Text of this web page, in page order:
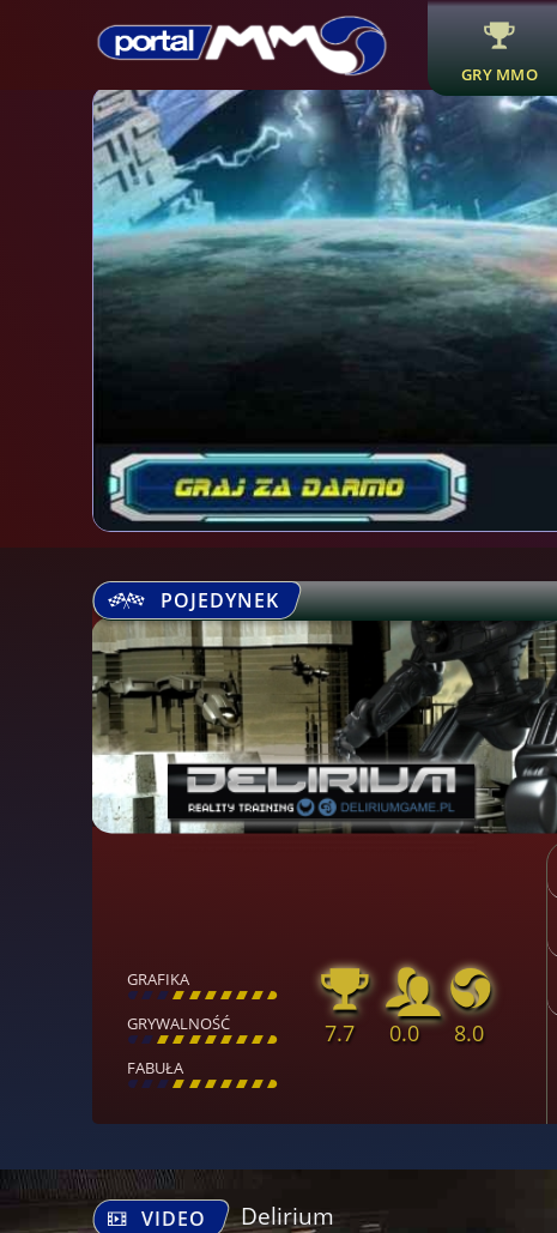
GRY MMO
POJEDYNEK
GRAFIKA
[ \ \ \ \ \ \ \ \ ]
GRYWALNOŚĆ
[ \ \ \ \ \ \ \ \ ]
FABUŁA
[ \ \ \ \ \ \ \ \ ]
7.7 0.0 8.0
VIDEO Delirium